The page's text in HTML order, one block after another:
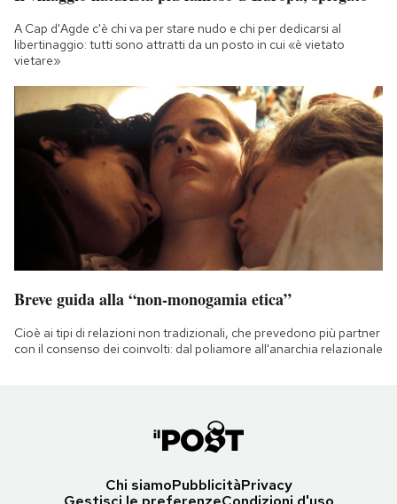
A Cap d'Agde c'è chi va per stare nudo e chi per dedicarsi al
libertinaggio: tutti sono attratti da un posto in cui «è vietato
vietare»
Breve guida alla “non-monogamia etica”
Cioè ai tipi di relazioni non tradizionali, che prevedono più partner
con il consenso dei coinvolti: dal poliamore all'anarchia relazionale
Chi siamoPubblicitàPrivacy